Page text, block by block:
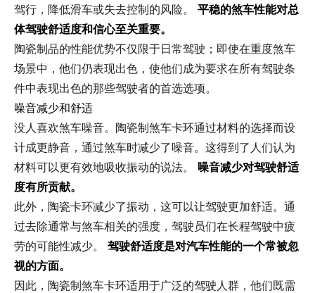
驾行，降低滑车或失去控制的风险。 平稳的煞车性能对总
体驾驶舒适度和信心至关重要。
陶瓷制品的性能优势不仅限于日常驾驶；即使在重度煞车
场景中，他们仍表现出色，使他们成为要求在所有驾驶条
件中表现出色的那些驾驶者的首选选项。
噪音减少和舒适
没人喜欢煞车噪音。陶瓷制煞车卡环通过材料的选择而设
计成更静音，通过煞车时减少了噪音。这得到了人们认为
材料可以更有效地吸收振动的说法。 噪音减少对驾驶舒适
度有所贡献。
此外，陶瓷卡环减少了振动，这可以让驾驶更加舒适。通
过去除通常与煞车相关的强度，驾驶员们在长程驾驶中疲
劳的可能性减少。 驾驶舒适度是对汽车性能的一个常被忽
视的方面。
因此，陶瓷制煞车卡环适用于广泛的驾驶人群，他们既需